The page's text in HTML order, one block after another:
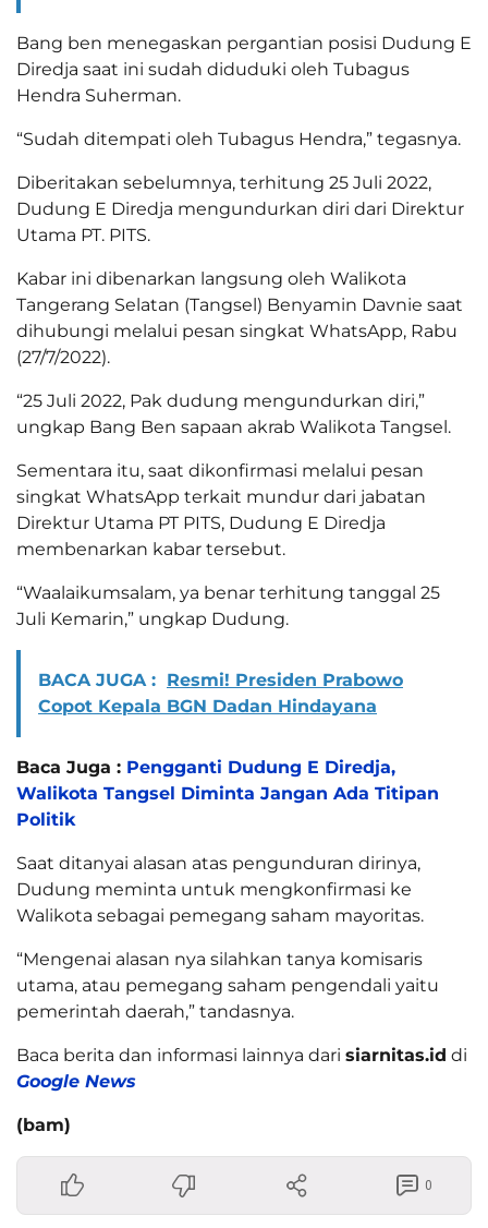
Bang ben menegaskan pergantian posisi Dudung E
Diredja saat ini sudah diduduki oleh Tubagus
Hendra Suherman.
“Sudah ditempati oleh Tubagus Hendra,” tegasnya.
Diberitakan sebelumnya, terhitung 25 Juli 2022,
Dudung E Diredja mengundurkan diri dari Direktur
Utama PT. PITS.
Kabar ini dibenarkan langsung oleh Walikota
Tangerang Selatan (Tangsel) Benyamin Davnie saat
dihubungi melalui pesan singkat WhatsApp, Rabu
(27/7/2022).
“25 Juli 2022, Pak dudung mengundurkan diri,”
ungkap Bang Ben sapaan akrab Walikota Tangsel.
Sementara itu, saat dikonfirmasi melalui pesan
singkat WhatsApp terkait mundur dari jabatan
Direktur Utama PT PITS, Dudung E Diredja
membenarkan kabar tersebut.
“Waalaikumsalam, ya benar terhitung tanggal 25
Juli Kemarin,” ungkap Dudung.
BACA JUGA : Resmi! Presiden Prabowo
Copot Kepala BGN Dadan Hindayana
Baca Juga : Pengganti Dudung E Diredja,
Walikota Tangsel Diminta Jangan Ada Titipan
Politik
Saat ditanyai alasan atas pengunduran dirinya,
Dudung meminta untuk mengkonfirmasi ke
Walikota sebagai pemegang saham mayoritas.
“Mengenai alasan nya silahkan tanya komisaris
utama, atau pemegang saham pengendali yaitu
pemerintah daerah,” tandasnya.
Baca berita dan informasi lainnya dari siarnitas.id di
Google News
(bam)
0